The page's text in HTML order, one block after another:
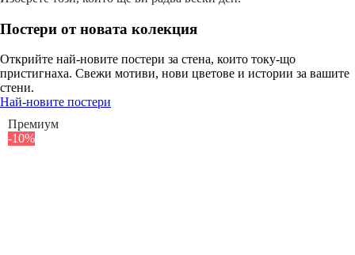
Постери от новата колекция
Открийте най-новите постери за стена, които току-що
пристигнаха. Свежи мотиви, нови цветове и истории за вашите
стени.
Най-новите постери
Премиум
-10%